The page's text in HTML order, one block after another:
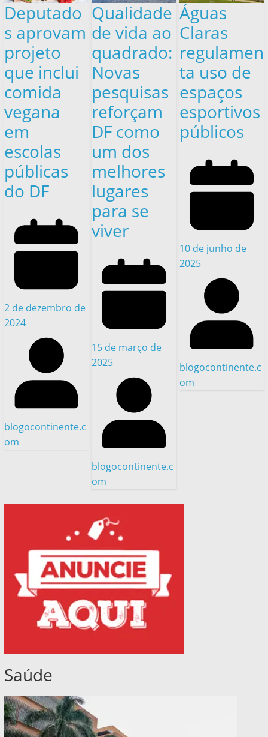
Deputado
s aprovam
projeto
que inclui
comida
vegana
em
escolas
públicas
do DF
2 de dezembro de
2024
blogocontinente.c
om
Qualidade
de vida ao
quadrado:
Novas
pesquisas
reforçam
DF como
um dos
melhores
lugares
para se
viver
15 de março de
2025
blogocontinente.c
om
Águas
Claras
regulamen
ta uso de
espaços
esportivos
públicos
10 de junho de
2025
blogocontinente.c
om
Saúde